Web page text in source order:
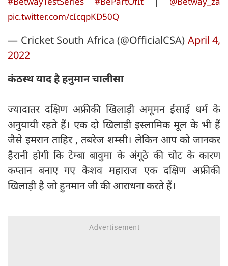
pic.twitter.com/cIcqpKD50Q
— Cricket South Africa (@OfficialCSA) April 4,
2022
कंठस्थ याद है हनुमान चालीसा
ज्यादातर दक्षिण अफ्रीकी खिलाड़ी अमूमन ईसाई धर्म के
अनुयायी रहते हैं। एक दो खिलाड़ी इस्लामिक मूल के भी हैं
जैसे इमरान ताहिर , तबरेज शम्सी। लेकिन आप को जानकर
हैरानी होगी कि टेम्बा बावुमा के अंगूठे की चोट के कारण
कप्तान बनाए गए केशव महाराज एक दक्षिण अफ्रीकी
खिलाड़ी है जो हुनमान जी की आराधना करते हैं।